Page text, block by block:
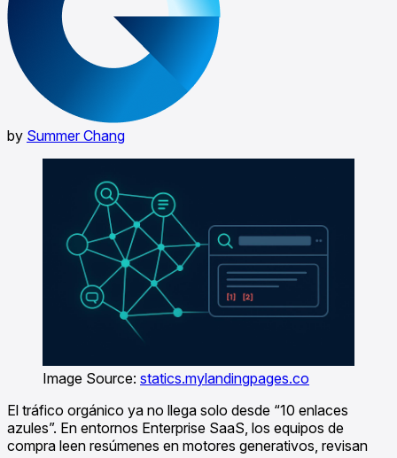
by Summer Chang
Image Source: statics.mylandingpages.co
El tráfico orgánico ya no llega solo desde “10 enlaces
azules”. En entornos Enterprise SaaS, los equipos de
compra leen resúmenes en motores generativos, revisan